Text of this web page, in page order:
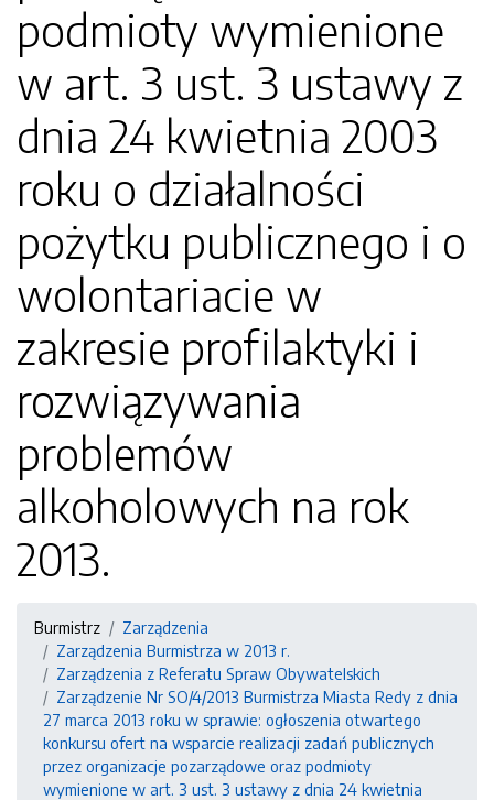
podmioty wymienione
w art. 3 ust. 3 ustawy z
dnia 24 kwietnia 2003
roku o działalności
pożytku publicznego i o
wolontariacie w
zakresie profilaktyki i
rozwiązywania
problemów
alkoholowych na rok
2013.
Burmistrz
Zarządzenia
Zarządzenia Burmistrza w 2013 r.
Zarządzenia z Referatu Spraw Obywatelskich
Zarządzenie Nr SO/4/2013 Burmistrza Miasta Redy z dnia
27 marca 2013 roku w sprawie: ogłoszenia otwartego
konkursu ofert na wsparcie realizacji zadań publicznych
przez organizacje pozarządowe oraz podmioty
wymienione w art. 3 ust. 3 ustawy z dnia 24 kwietnia